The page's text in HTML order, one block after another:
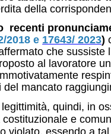
raggiungimento
quindi, in ossequio
e comunitaria,
essendo a tal fine
potere di organizzare
Corte accoglie il
diritto